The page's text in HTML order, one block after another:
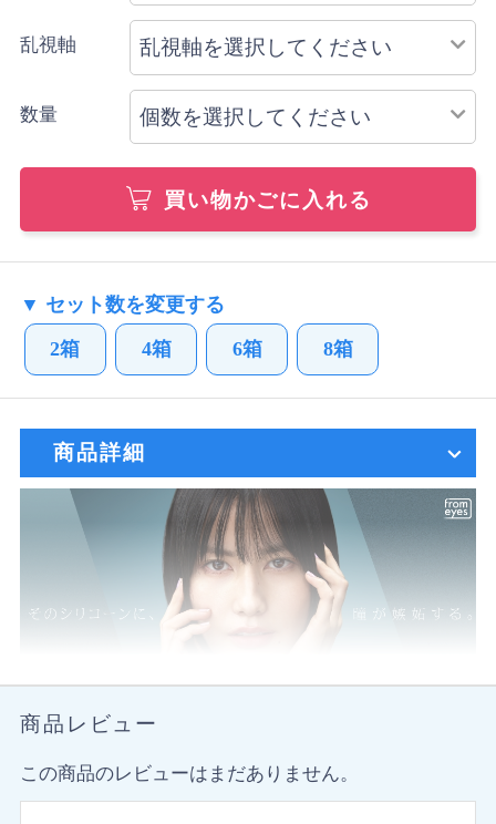
乱視軸
数量
買い物かごに入れる
▼ セット数を変更する
2箱 4箱 6箱 8箱
商品詳細
商品レビュー
この商品のレビューはまだありません。